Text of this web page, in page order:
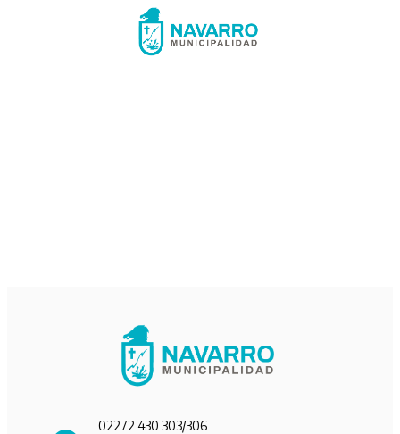
02272 430 303/306